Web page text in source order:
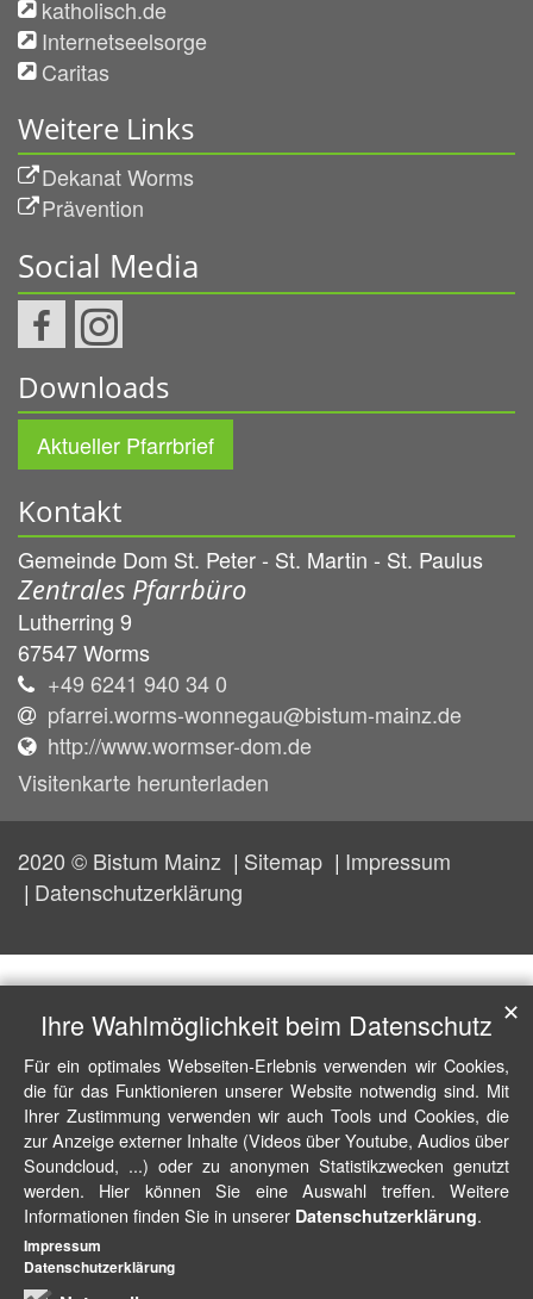
katholisch.de
Internetseelsorge
Caritas
Weitere Links
Dekanat Worms
Prävention
Social Media
Downloads
Aktueller Pfarrbrief
Kontakt
Gemeinde Dom St. Peter - St. Martin - St. Paulus
Zentrales Pfarrbüro
Lutherring 9
67547Worms
+49 6241 940 34 0
pfarrei.worms-wonnegau@bistum-mainz.de
http://www.wormser-dom.de
Visitenkarte herunterladen
2020 © Bistum Mainz Sitemap
Impressum
Datenschutzerklärung
Ihre Wahlmöglichkeit beim Datenschutz
Für ein optimales Webseiten-Erlebnis verwenden wir Cookies,
die für das Funktionieren unserer Website notwendig sind. Mit
Ihrer Zustimmung verwenden wir auch Tools und Cookies, die
zur Anzeige externer Inhalte (Videos über Youtube, Audios über
Soundcloud, ...) oder zu anonymen Statistikzwecken genutzt
werden. Hier können Sie eine Auswahl treffen. Weitere
Informationen finden Sie in unserer Datenschutzerklärung.
✕
Impressum
Datenschutzerklärung